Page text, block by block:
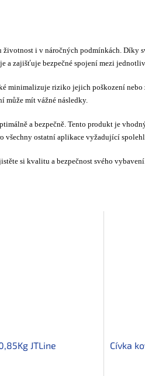
i v náročných podmínkách. Díky
a zajišťuje bezpečné spojení mezi
minimalizuje riziko jejich poškození nebo
mít vážné následky.
a bezpečně. Tento produkt je
všechny ostatní aplikace vyžadující
si kvalitu a bezpečnost svého vybavení.
JTLine Cívka